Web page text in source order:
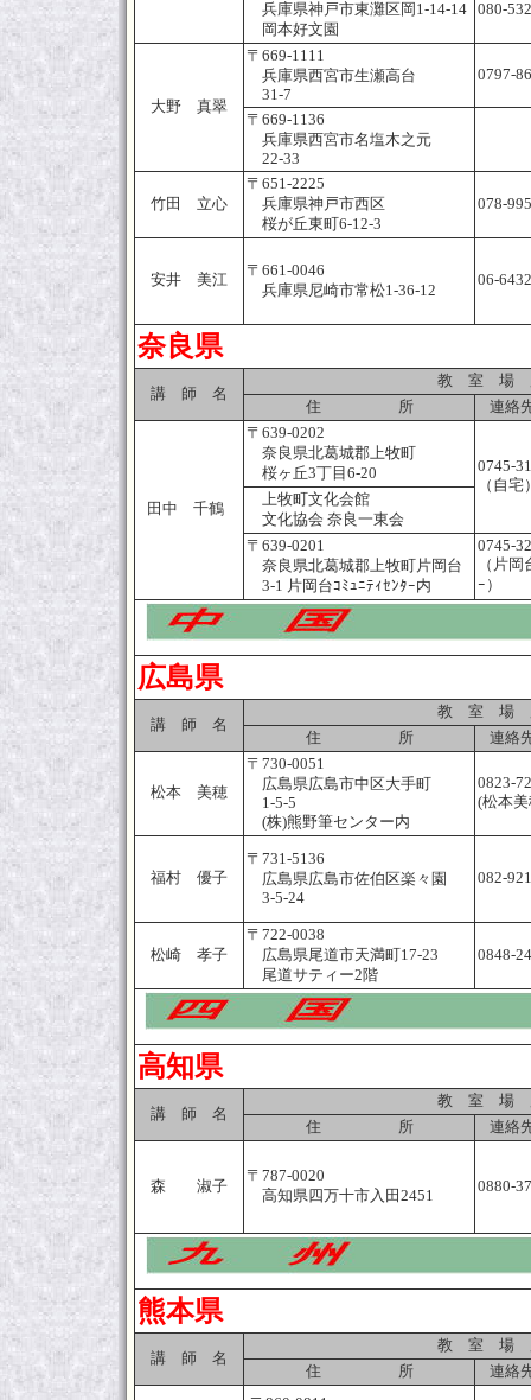
兵庫県神戸市東灘区岡1-14-14
岡本好文園
080-
大野 真翠
〒669-1111
兵庫県西宮市生瀬高台
31-7
0797-
〒669-1136
兵庫県西宮市名塩木之元
22-33
竹田 立心
〒651-2225
兵庫県神戸市西区
桜が丘東町6-12-3
078-
安井 美江
〒661-0046
兵庫県尼崎市常松1-36-12
06-
奈良県
講 師 名
教 室 場
住 所
連絡
田中 千鶴
〒639-0202
奈良県北葛城郡上牧町
桜ヶ丘3丁目6-20
0745-
（自
上牧町文化会館
文化協会 奈良一東会
〒639-0201
奈良県北葛城郡上牧町片岡台
3-1 片岡台ｺﾐｭﾆﾃｨｾﾝﾀｰ内
0745-
（片
ｰ）
広島県
講 師 名
教 室 場
住 所
連絡
松本 美穂
〒730-0051
広島県広島市中区大手町
1-5-5
(株)熊野筆センター内
0823-
(松本
福村 優子
〒731-5136
広島県広島市佐伯区楽々園
3-5-24
082-
松崎 孝子
〒722-0038
広島県尾道市天満町17-23
尾道サティー2階
0848-
高知県
講 師 名
教 室 場
住 所
連絡
森 淑子
〒787-0020
高知県四万十市入田2451
0880-
熊本県
講 師 名
教 室 場
住 所
連絡